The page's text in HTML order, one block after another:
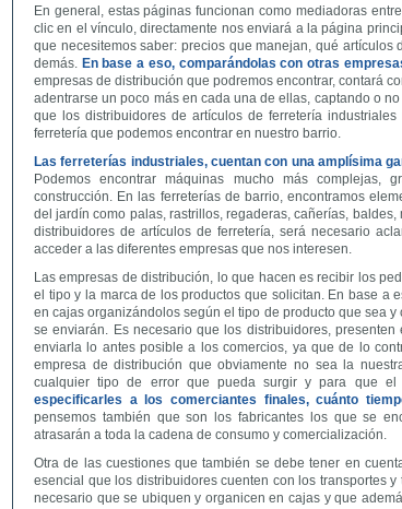
En general, estas páginas funcionan como mediadoras
clic en el vínculo, directamente nos enviará a la página
que necesitemos saber: precios que manejan, qué
demás. En base a eso, comparándolas con otras
empresas de distribución que podremos encontrar, contará
adentrarse un poco más en cada una de ellas, captando o
que los distribuidores de artículos de ferretería
ferretería que podemos encontrar en nuestro barrio.
Las ferreterías industriales, cuentan con una amplísima
Podemos encontrar máquinas mucho más
construcción. En las ferreterías de barrio, encontramos
del jardín como palas, rastrillos, regaderas, cañerías,
distribuidores de artículos de ferretería, será necesario
acceder a las diferentes empresas que nos interesen.
Las empresas de distribución, lo que hacen es recibir los
el tipo y la marca de los productos que solicitan. En base a
en cajas organizándolos según el tipo de producto que sea
se enviarán. Es necesario que los distribuidores,
enviarla lo antes posible a los comercios, ya que de lo
empresa de distribución que obviamente no sea la
cualquier tipo de error que pueda surgir y para que el
especificarles a los comerciantes finales, cuánto
pensemos también que son los fabricantes los que se
atrasarán a toda la cadena de consumo y comercialización.
Otra de las cuestiones que también se debe tener en
esencial que los distribuidores cuenten con los transportes
necesario que se ubiquen y organicen en cajas y que